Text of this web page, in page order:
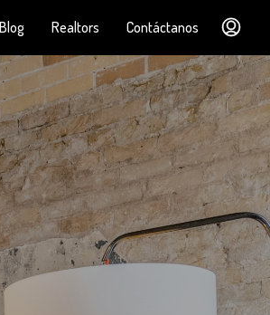
Blog Realtors Contáctanos